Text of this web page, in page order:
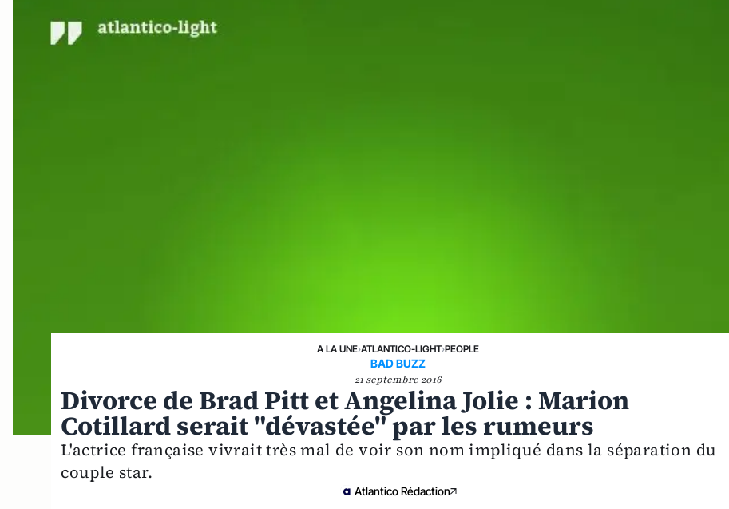
A LA UNE›ATLANTICO-LIGHT›PEOPLE
BAD BUZZ
21 septembre 2016
Divorce de Brad Pitt et Angelina Jolie : Marion
Cotillard serait "dévastée" par les rumeurs
L'actrice française vivrait très mal de voir son nom impliqué dans la séparation du
couple star.
Atlantico Rédaction